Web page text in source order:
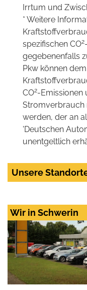
Irrtum und
* Weitere
spezifischen CO2
gegebenenfalls
Pkw können
CO2-Emissionen
Stromverbrauch
werden, der an
'Deutschen
unentgeltlich
Unsere
Wir in Schwerin